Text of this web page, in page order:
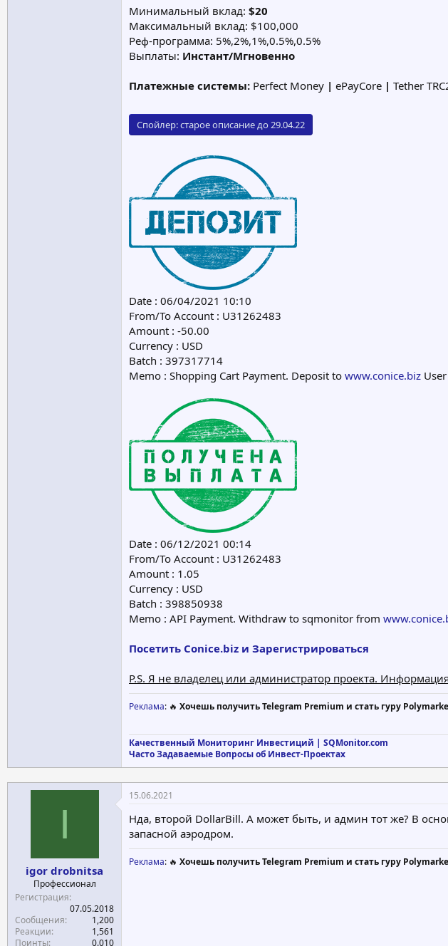
Минимальный вклад: $20
Максимальный вклад: $100,000
Реф-программа: 5%,2%,1%,0.5%,0.5%
Выплаты: Инстант/Мгновенно
Платежные системы: Perfect Money | ePayCore | Tether
Спойлер:старое описание до 29.04.22
Date : 06/04/2021 10:10
From/To Account : U31262483
Amount : -50.00
Currency : USD
Batch : 397317714
Memo : Shopping Cart Payment. Deposit to www.conice.biz
Date : 06/12/2021 00:14
From/To Account : U31262483
Amount : 1.05
Currency : USD
Batch : 398850938
Memo : API Payment. Withdraw to sqmonitor from
Посетить Conice.biz и Зарегистрироваться
P.S. Я не владелец или администратор проекта.
Реклама: 🔥 Хочешь получить Telegram Premium и стать гуру
Качественный Мониторинг Инвестиций | SQMonitor.com
Часто Задаваемые Вопросы об Инвест-Проектах
I
igor drobnitsa
Профессионал
Регистрация
07.05.2018
Сообщения
1,200
Реакции
1,561
Поинты
0.010
15.06.2021
Нда, второй DollarBill. А может быть, и админ тот же? В
запасной аэродром.
Реклама: 🔥 Хочешь получить Telegram Premium и стать гуру